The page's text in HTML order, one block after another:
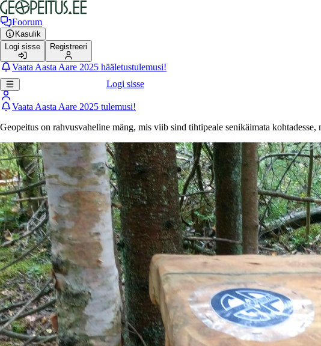
Foorum
Kasulik
Logi sisse
Registreeri
Vaata Aasta Aare 2025 hääletustulemusi!
Logi sisse
Vaata Aasta Aare 2025 tulemusi!
Geopeitus on rahvusvaheline mäng, mis viib sind tihtipeale senikäimata